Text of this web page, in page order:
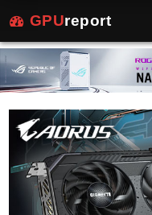
GPUreport